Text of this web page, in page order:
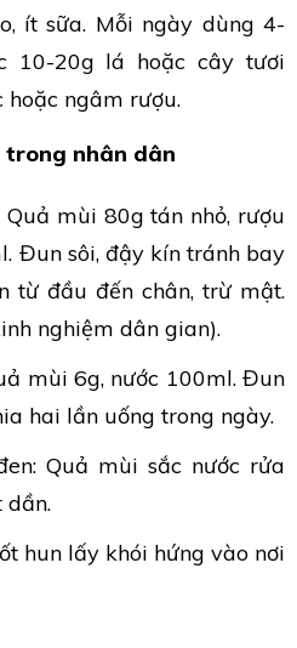
ít sữa. Mỗi ngày dùng 4-
10-20g lá hoặc cây tươi
hoặc ngâm rượu.
trong nhân dân
mùi 80g tán nhỏ, rượu
Đun sôi, đậy kín tránh bay
từ đầu đến chân, trừ mật.
nghiệm dân gian).
mùi 6g, nước 100ml. Đun
hai lần uống trong ngày.
Quả mùi sắc nước rửa
dần.
hun lấy khói hứng vào nơi